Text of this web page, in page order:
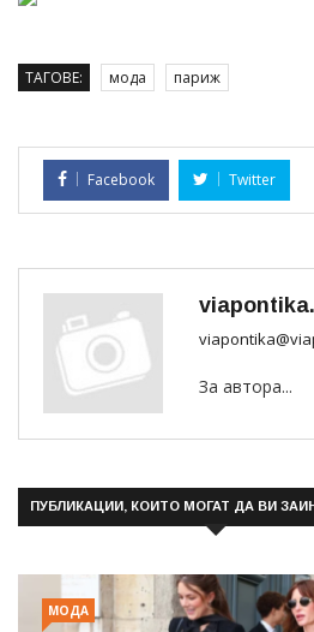
ТАГОВЕ: мода париж
Facebook Twitter
За автора...
ПУБЛИКАЦИИ, КОИТО МОГАТ ДА ВИ
МОДА